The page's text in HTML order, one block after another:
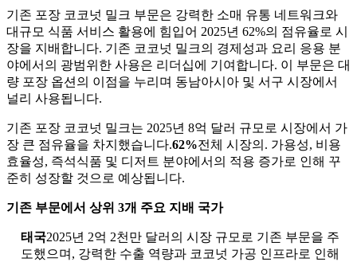
기존 포장 코코넛 밀크 부문은 강력한 소매 유통 네트워크와
대규모 식품 서비스 활용에 힘입어 2025년 62%의 점유율로 시
장을 지배합니다. 기존 코코넛 밀크의 경제성과 요리 응용 분
야에서의 광범위한 사용은 리더십에 기여합니다. 이 부문은 대
량 포장 옵션의 이점을 누리며 동남아시아 및 서구 시장에서
널리 사용됩니다.
기존 포장 코코넛 밀크는 2025년 8억 달러 규모로 시장에서 가
장 큰 점유율을 차지했습니다.62%전체 시장의. 가용성, 비용
효율성, 즉석식품 및 디저트 분야에서의 적용 증가로 인해 꾸
준히 성장할 것으로 예상됩니다.
기존 부문에서 상위 3개 주요 지배 국가
태국2025년 2억 2천만 달러의 시장 규모로 기존 부문을 주
도했으며, 강력한 수출 역량과 코코넛 가공 인프라로 인해